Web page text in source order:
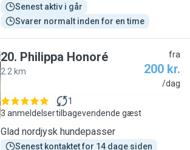
Senest aktiv i går
Svarer normalt inden for en time
20. Philippa Honoré
2.2 km
fra
200 kr.
/dag
3 anmeldelser
1
tilbagevendende gæst
Glad nordjysk hundepasser
Senest kontaktet for 14 dage siden